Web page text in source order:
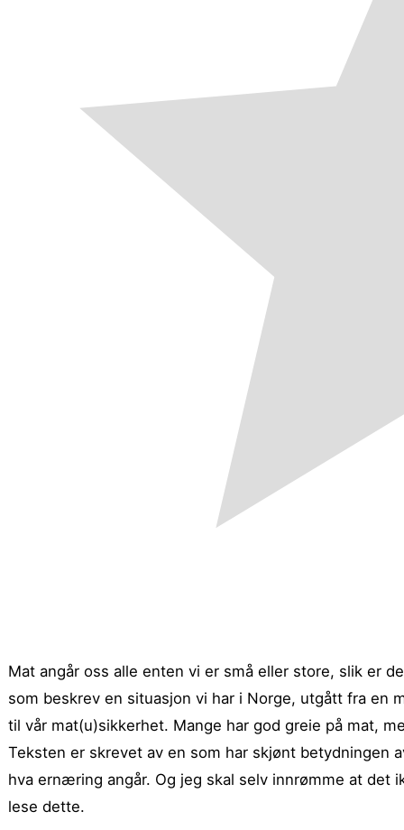
Mat angår oss alle enten vi er små eller store, slik er
som beskrev en situasjon vi har i Norge, utgått fra en
til vår mat(u)sikkerhet. Mange har god greie på mat,
Teksten er skrevet av en som har skjønt betydningen
hva ernæring angår. Og jeg skal selv innrømme at det
lese dette.